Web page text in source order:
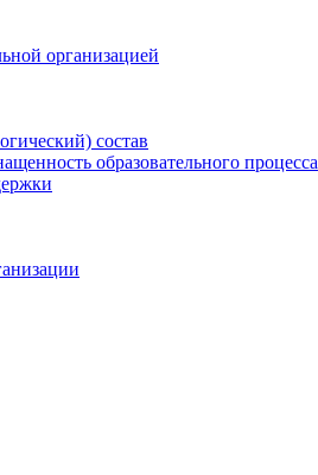
организацией
состав
образовательного процесса